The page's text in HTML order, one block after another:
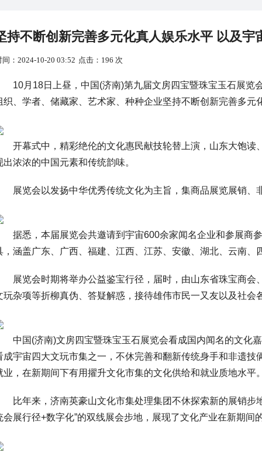
持不断创新完善多元化真人娱乐水平 以及
间：2024-10-20 03:52 点击：196 次
月18日上昼，中国(济南)第九届文房四宝暨珠宝玉石展览
织、学者、储藏家、艺术家、种种企业坚持不断创新完善多
幕式中，精彩绝伦的文化惠民献技轮替上演，山东大饱读
出浓浓的中国元素和传统韵味。
览会以发扬中华优秀传统文化为主旨，集商品展览展销、
悉，本届展览会共邀请到宇宙600余家闻名企业和参展商参
，涵盖广东、广西、福建、江西、江苏、安徽、湖北、云南
览会时期将举办公益鉴宝行径，届时，由山东省珠宝商会
玩杂项等折柳真伪、答疑解惑，接待雄伟市民一又友以及社
国(济南)文房四宝暨珠宝玉石展览会看成国内闻名的文化嘉
成宇宙四大文玩市集之一，不休完善和翻新传统身手和非遗
业，在新期间下有用擢升文化市集的文化供给和就业质地水平
年来，济南英豪山文化市集处理集团不休探索新的展销步地
会展行径+数字化”的双线展会步地，展现了文化产业在新期间